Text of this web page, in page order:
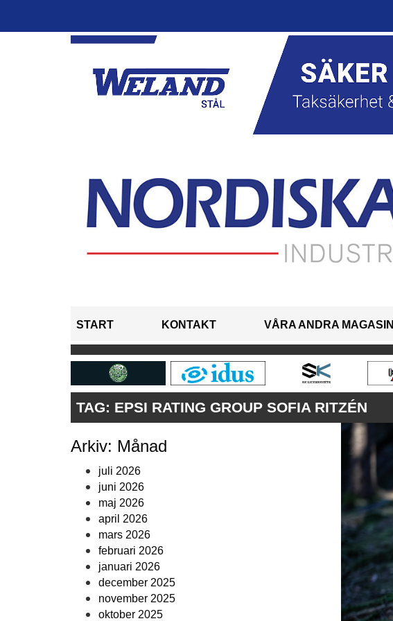
START KONTAKT VÅRA ANDRA MAGASIN
TAG: EPSI RATING GROUP SOFIA RITZÉN
Arkiv: Månad
juli 2026
juni 2026
maj 2026
april 2026
mars 2026
februari 2026
januari 2026
december 2025
november 2025
oktober 2025